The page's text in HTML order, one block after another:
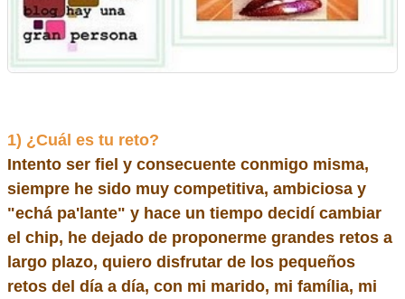
1) ¿Cuál es tu reto?
Intento ser fiel y consecuente conmigo misma,
siempre he sido muy competitiva, ambiciosa y
"echá pa'lante" y hace un tiempo decidí cambiar
el chip, he dejado de proponerme grandes retos a
largo plazo, quiero disfrutar de los pequeños
retos del día a día, con mi marido, mi família, mi